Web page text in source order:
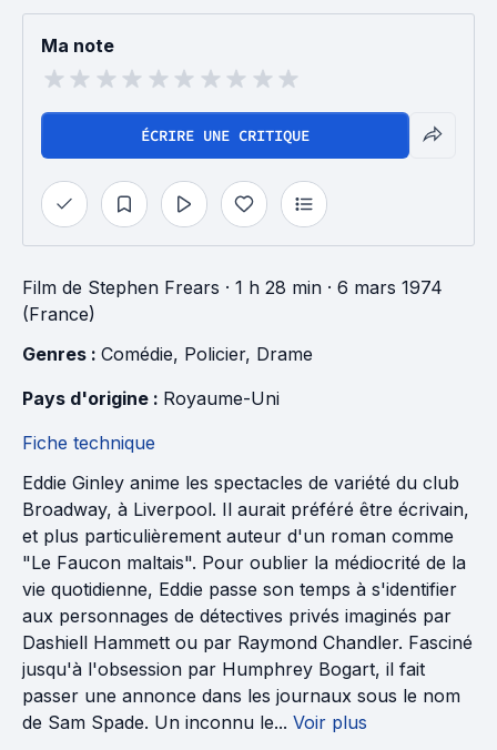
Ma note
ÉCRIRE UNE CRITIQUE
Film de Stephen Frears · 1 h 28 min · 6 mars 1974
(France)
Genres : Comédie, Policier, Drame
Pays d'origine : Royaume-Uni
Fiche technique
Eddie Ginley anime les spectacles de variété du club
Broadway, à Liverpool. Il aurait préféré être écrivain,
et plus particulièrement auteur d'un roman comme
"Le Faucon maltais". Pour oublier la médiocrité de la
vie quotidienne, Eddie passe son temps à s'identifier
aux personnages de détectives privés imaginés par
Dashiell Hammett ou par Raymond Chandler. Fasciné
jusqu'à l'obsession par Humphrey Bogart, il fait
passer une annonce dans les journaux sous le nom
de Sam Spade. Un inconnu le... Voir plus